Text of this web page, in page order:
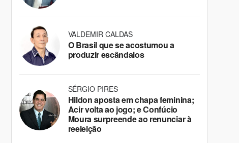
VALDEMIR CALDAS
O Brasil que se acostumou a
produzir escândalos
SÉRGIO PIRES
Hildon aposta em chapa feminina;
Acir volta ao jogo; e Confúcio
Moura surpreende ao renunciar à
reeleição